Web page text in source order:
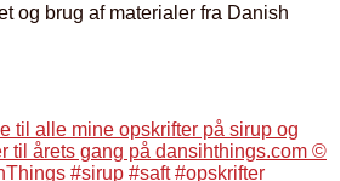
og brug af materialer fra Danish